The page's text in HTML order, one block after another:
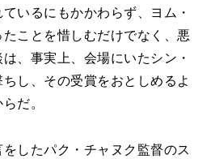
いるにもかかわらず、ヨム・
ことを惜しむだけでなく、悪
、事実上、会場にいたシン・
し、その受賞をおとしめるよ
だ。
したパク・チャヌク監督のス